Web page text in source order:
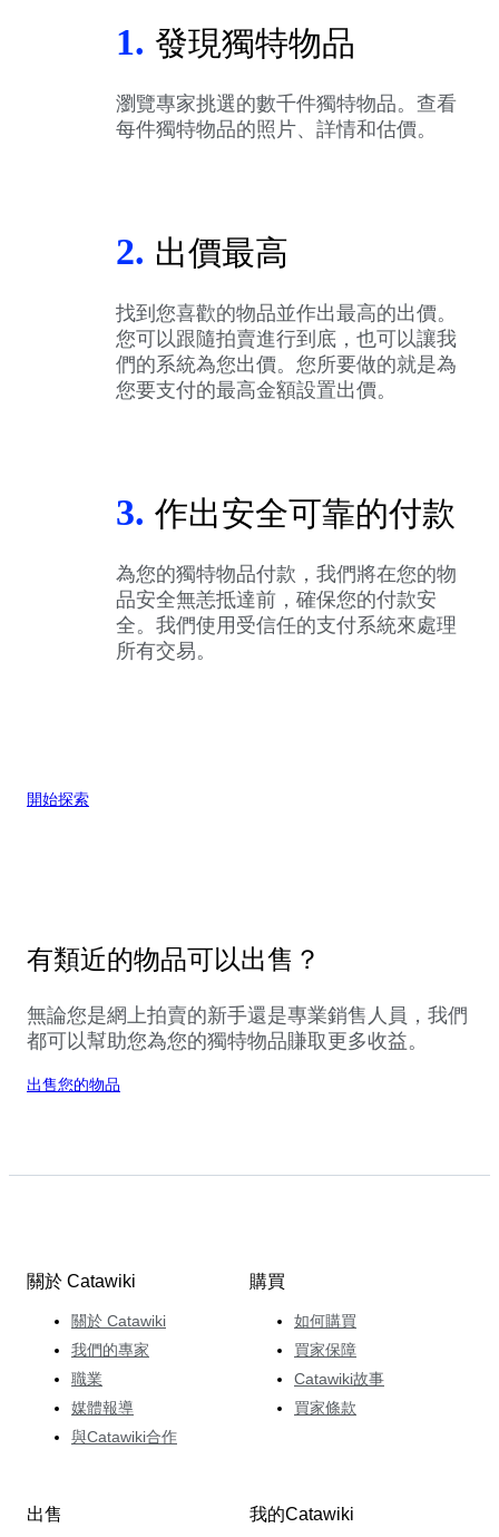
1. 發現獨特物品
瀏覽專家挑選的數千件獨特物品。查看
每件獨特物品的照片、詳情和估價。
2. 出價最高
找到您喜歡的物品並作出最高的出價。
您可以跟隨拍賣進行到底，也可以讓我
們的系統為您出價。您所要做的就是為
您要支付的最高金額設置出價。
3. 作出安全可靠的付款
為您的獨特物品付款，我們將在您的物
品安全無恙抵達前，確保您的付款安
全。我們使用受信任的支付系統來處理
所有交易。
開始探索
有類近的物品可以出售？
無論您是網上拍賣的新手還是專業銷售人員，我們
都可以幫助您為您的獨特物品賺取更多收益。
出售您的物品
關於 Catawiki
關於 Catawiki
我們的專家
職業
媒體報導
與Catawiki合作
購買
如何購買
買家保障
Catawiki故事
買家條款
出售 我的Catawiki